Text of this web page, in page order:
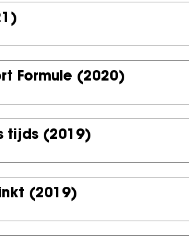
Formule (2020)
tijds (2019)
(2019)